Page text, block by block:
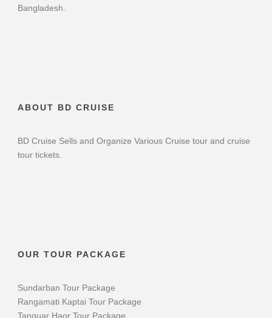
Bangladesh.
ABOUT BD CRUISE
BD Cruise Sells and Organize Various Cruise tour and cruise
tour tickets.
OUR TOUR PACKAGE
Sundarban Tour Package
Rangamati Kaptai Tour Package
Tanguar Haor Tour Package